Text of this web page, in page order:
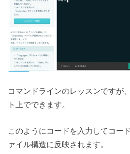
コマンドラインのレッスンですが
ト上でできます。
このようにコードを入力してコー
ァイル構造に反映されます。